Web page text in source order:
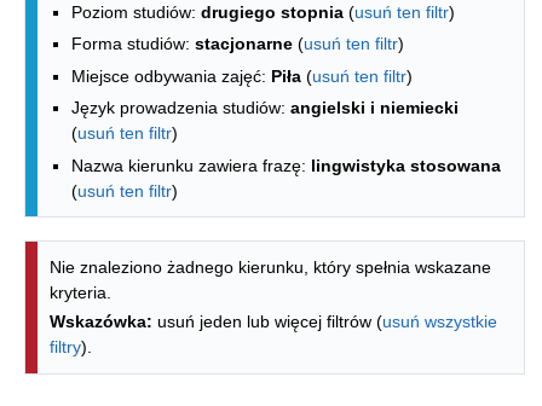
Poziom studiów: drugiego stopnia (usuń ten filtr)
Forma studiów: stacjonarne (usuń ten filtr)
Miejsce odbywania zajęć: Piła (usuń ten filtr)
Język prowadzenia studiów: angielski i niemiecki
(usuń ten filtr)
Nazwa kierunku zawiera frazę: lingwistyka stosowana
(usuń ten filtr)
Nie znaleziono żadnego kierunku, który spełnia wskazane
kryteria.
Wskazówka: usuń jeden lub więcej filtrów (usuń wszystkie
filtry).